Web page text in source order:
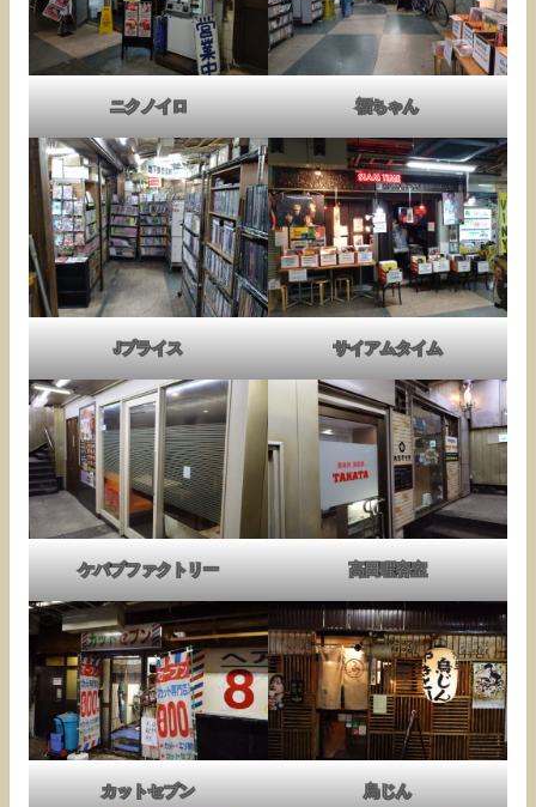
ニクノイロ 福ちゃん
Jプライス サイアムタイム
ケバブファクトリー 高田理容室
カットセブン 鳥じん